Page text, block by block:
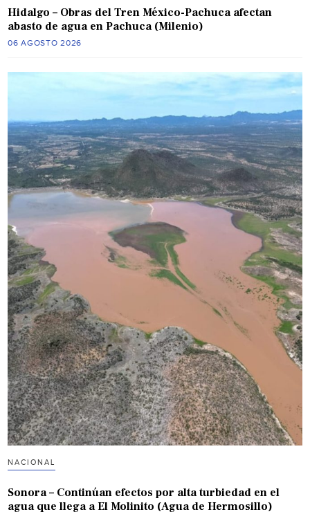
Hidalgo – Obras del Tren México-Pachuca afectan
abasto de agua en Pachuca (Milenio)
06 AGOSTO 2026
NACIONAL
Sonora – Continúan efectos por alta turbiedad en el
agua que llega a El Molinito (Agua de Hermosillo)